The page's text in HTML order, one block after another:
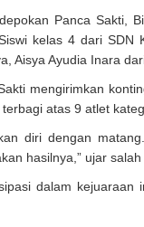
Panca Sakti,
kelas 4 dari
Aisya Ayudia Inara
mengirimkan
atas 9 atlet
diri dengan
hasilnya,” ujar
dalam